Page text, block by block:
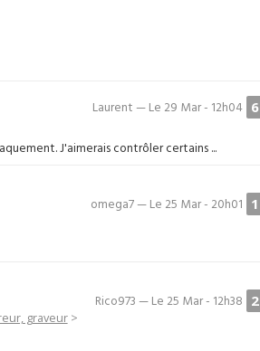
6
Laurent — Le 29 Mar - 12h04
J'aimerais contrôler certains ...
1
omega7 — Le 25 Mar - 20h01
2
Rico973 — Le 25 Mar - 12h38
graveur>